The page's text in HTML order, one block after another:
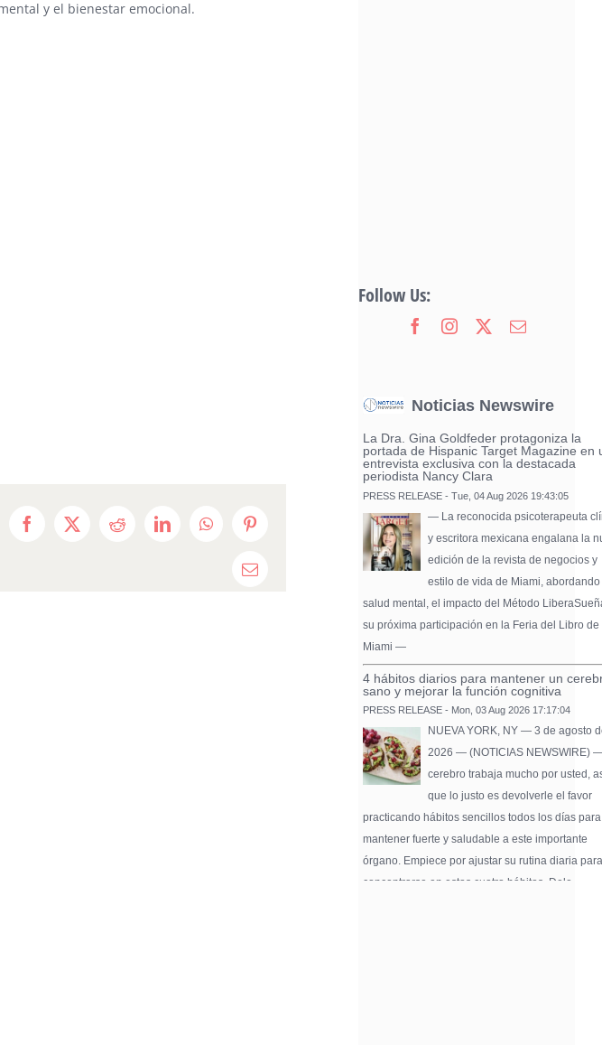
y el bienestar emocional.
Facebook
X Reddit LinkedInWhatsAppPinterest
Email
Follow Us:
Noticias Newswire
La Dra. Gina Goldfeder protagoniza la
portada de Hispanic Target Magazine en
entrevista exclusiva con la destacada
periodista Nancy Clara
PRESS RELEASE - Tue, 04 Aug 2026 19:43:05
— La reconocida psicoterapeuta
y escritora mexicana engalana la
edición de la revista de negocios y
estilo de vida de Miami,
salud mental, el impacto del Método
su próxima participación en la Feria del Libro de
Miami —
4 hábitos diarios para mantener un
sano y mejorar la función cognitiva
PRESS RELEASE - Mon, 03 Aug 2026 17:17:04
NUEVA YORK, NY — 3 de agosto
2026 — (NOTICIAS NEWSWIRE)
cerebro trabaja mucho por usted,
que lo justo es devolverle el favor
practicando hábitos sencillos todos los días para
mantener fuerte y saludable a este importante
órgano. Empiece por ajustar su rutina diaria
concentrarse en estos cuatro hábitos. Dele …